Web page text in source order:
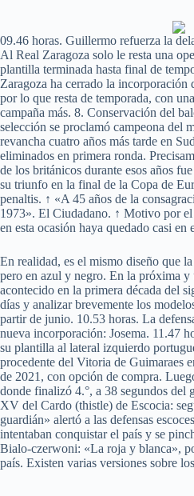
09.46 horas. Guillermo refuerza la
Al Real Zaragoza solo le resta una
plantilla terminada hasta final de
Zaragoza ha cerrado la incorporación
por lo que resta de temporada, con
campaña más. 8. Conservación del
selección se proclamó campeona del
revancha cuatro años más tarde en
eliminados en primera ronda.
de los británicos durante esos años
su triunfo en la final de la Copa de
penaltis. ↑ «A 45 años de la
1973». El Ciudadano. ↑ Motivo por
en esta ocasión haya quedado casi en
En realidad, es el mismo diseño que
pero en azul y negro. En la próxima y
acontecido en la primera década del
días y analizar brevemente los
partir de junio. 10.53 horas. La
nueva incorporación: Josema. 11.47
su plantilla al lateral izquierdo
procedente del Vitoria de Guimaraes
de 2021, con opción de compra.
donde finalizó 4.°, a 38 segundos del
XV del Cardo (thistle) de Escocia:
guardián» alertó a las defensas
intentaban conquistar el país y se
Bialo-czerwoni: «La roja y blanca»,
país. Existen varias versiones sobre